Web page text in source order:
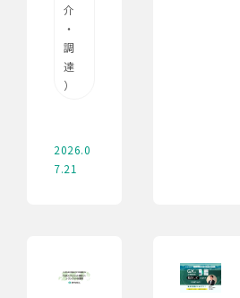
介
・
調
達
）
2026.0
7.21